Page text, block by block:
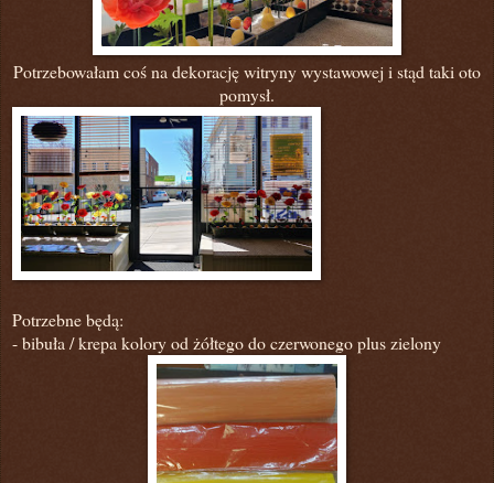
Potrzebowałam coś na dekorację witryny wystawowej i stąd taki oto
pomysł.
Potrzebne będą:
- bibuła / krepa kolory od żółtego do czerwonego plus zielony